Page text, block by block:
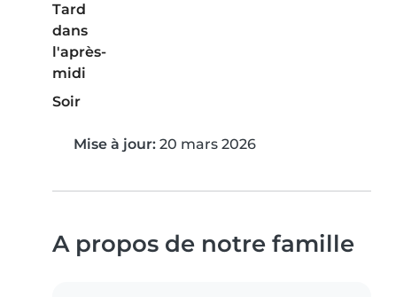
Tard
dans
l'après-
midi
Soir
Mise à jour: 20 mars 2026
A propos de notre famille